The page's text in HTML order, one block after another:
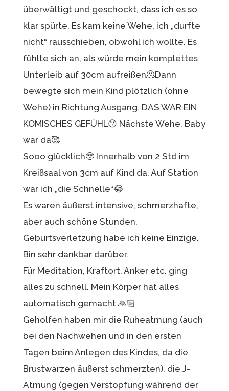
überwältigt und geschockt, dass ich es so
klar spürte. Es kam keine Wehe, ich „durfte
nicht“ rausschieben, obwohl ich wollte. Es
fühlte sich an, als würde mein komplettes
Unterleib auf 30cm aufreißen🫠Dann
bewegte sich mein Kind plötzlich (ohne
Wehe) in Richtung Ausgang. DAS WAR EIN
KOMISCHES GEFÜHL😯 Nächste Wehe, Baby
war da🥰
Sooo glücklich🥹 Innerhalb von 2 Std im
Kreißsaal von 3cm auf Kind da. Auf Station
war ich „die Schnelle“😂
Es waren äußerst intensive, schmerzhafte,
aber auch schöne Stunden.
Geburtsverletzung habe ich keine Einzige.
Bin sehr dankbar darüber.
Für Meditation, Kraftort, Anker etc. ging
alles zu schnell. Mein Körper hat alles
automatisch gemacht 🙏🏻
Geholfen haben mir die Ruheatmung (auch
bei den Nachwehen und in den ersten
Tagen beim Anlegen des Kindes, da die
Brustwarzen äußerst schmerzten), die J-
Atmung (gegen Verstopfung während der